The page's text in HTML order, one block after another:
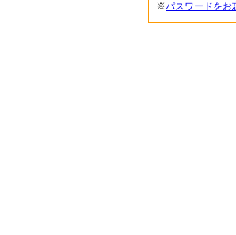
※パスワードをお